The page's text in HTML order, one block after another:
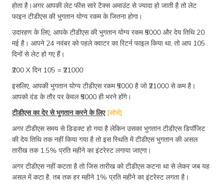
होता है।अगर आपकी लेट फीस सारे टैक्स अमाउंट से ज्यादा हो जाती है तो लेट
फाइन टीडीएस की भुगतान योग्य रकम के जितना होगा।
उदारहण के लिए, आपके टीडीएस की भुगतान योग्य रकम ₹5000 और देय तिथि 20
मई है। आपने 24 नवंबर को पहले क्वाटर का रिटर्न फाइल किया था, तो आप 105
दिनों से लेट हो गए हैं।
₹200 X दिन 105 = ₹21000
इसलिए, आपकी भुगतान योग्य टीडीएस रकम ₹5000 है जो ₹21000 से कम है।
आपको दंड के तौर पर केवल ₹5000 ही भरने होंगे।
टीडीएस का देर से भुगतान करने के लिए [सोर्स]
अगर टीडीएस समय से डिडक्ट हो गया है लेकिन उसका भुगतान टीडीएस डिपॉजिट
की देय तिथि तक नहीं किया गया है तो इस स्थिति में टीडीएस भुगतान की असल
तारीख तक 1.5% प्रति महीने का इंटरेस्ट लगाया जाएगा।
अगर टीडीएस नहीं कटता है तो जिस तारीख को टीडीएस कटना था से लेकर जब यह
असल में कटा है, तब तक हर महीने 1% प्रति महीने का इंटरेस्ट लगता है।